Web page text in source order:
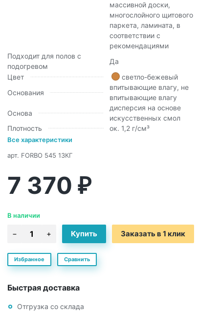
массивной доски,
многослойного щитового
паркета, ламината, в
соответствии с
рекомендациями
Подходит для полов с
подогревом
Да
Цвет
светло-бежевый
Основания
впитывающие влагу, не
впитывающие влагу
Основа
дисперсия на основе
искусственных смол
Плотность
ок. 1,2 г/см³
Все характеристики
арт. FORBO 545 13КГ
7 370 ₽
В наличии
Заказать в 1 клик
Избранное Сравнить
Быстрая доставка
Отгрузка со склада